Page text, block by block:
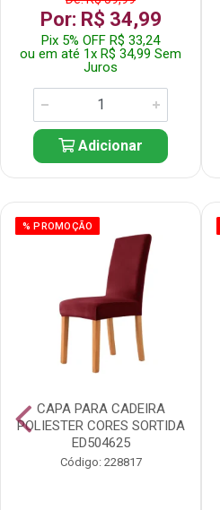
Por: R$ 34,99
Pix 5% OFF R$ 33,24
ou em até 1x R$ 34,99 Sem
Juros
Adicionar
% PROMOÇÃO
CAPA PARA CADEIRA
POLIESTER CORES SORTIDA
ED504625
Código: 228817